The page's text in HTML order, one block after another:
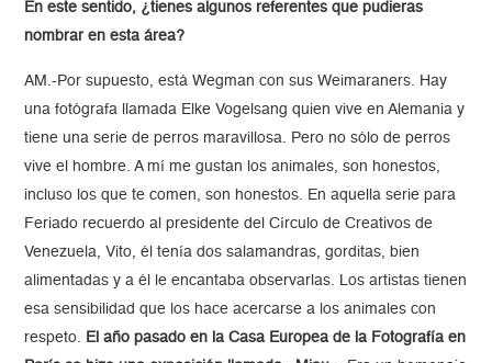
En este sentido, ¿tienes algunos referentes que pudieras
nombrar en esta área?
AM.-Por supuesto, está Wegman con sus Weimaraners. Hay
una fotógrafa llamada Elke Vogelsang quien vive en Alemania y
tiene una serie de perros maravillosa. Pero no sólo de perros
vive el hombre. A mí me gustan los animales, son honestos,
incluso los que te comen, son honestos. En aquella serie para
Feriado recuerdo al presidente del Círculo de Creativos de
Venezuela, Vito, él tenía dos salamandras, gorditas, bien
alimentadas y a él le encantaba observarlas. Los artistas tienen
esa sensibilidad que los hace acercarse a los animales con
respeto.
El año pasado en la Casa Europea de la Fotografía en